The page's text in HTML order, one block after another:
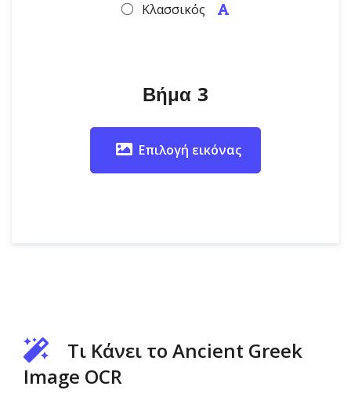
Κλασσικός
Βήμα 3
Επιλογή εικόνας
Τι Κάνει το Ancient Greek
Image OCR